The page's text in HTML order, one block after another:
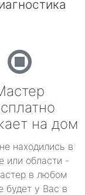
на дом
находились в
или области -
в любом
будет у Вас в